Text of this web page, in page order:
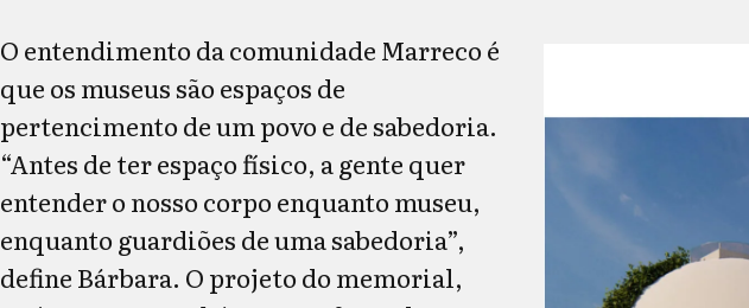
O entendimento da comunidade Marreco é
que os museus são espaços de
pertencimento de um povo e de sabedoria.
“Antes de ter espaço físico, a gente quer
entender o nosso corpo enquanto museu,
enquanto guardiões de uma sabedoria”,
define Bárbara. O projeto do memorial,